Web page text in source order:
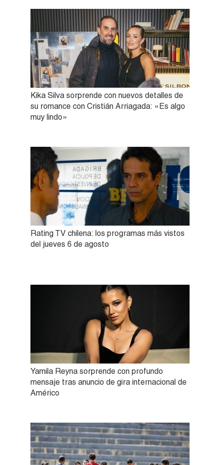
Kika Silva sorprende con nuevos detalles de
su romance con Cristián Arriagada: «Es algo
muy lindo»
Rating TV chilena: los programas más vistos
del jueves 6 de agosto
Yamila Reyna sorprende con profundo
mensaje tras anuncio de gira internacional de
Américo